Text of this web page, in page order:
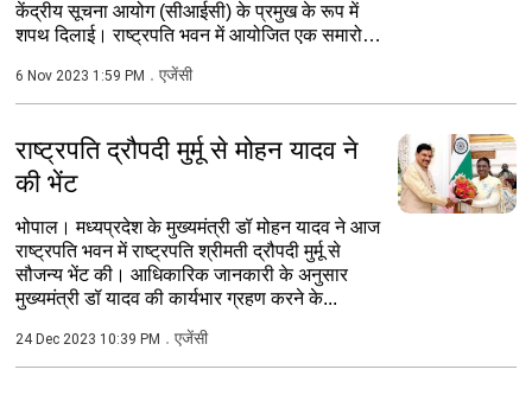
केंद्रीय सूचना आयोग (सीआईसी) के प्रमुख के रूप में
शपथ दिलाई। राष्ट्रपति भवन में आयोजित एक समारोह
6 Nov 2023 1:59 PM एजेंसी
राष्ट्रपति द्रौपदी मुर्मू से मोहन यादव ने
की भेंट
भोपाल। मध्यप्रदेश के मुख्यमंत्री डॉ मोहन यादव ने आज
राष्ट्रपति भवन में राष्ट्रपति श्रीमती द्रौपदी मुर्मू से
सौजन्य भेंट की। आधिकारिक जानकारी के अनुसार
मुख्यमंत्री डॉ यादव की कार्यभार ग्रहण करने के...
24 Dec 2023 10:39 PM एजेंसी